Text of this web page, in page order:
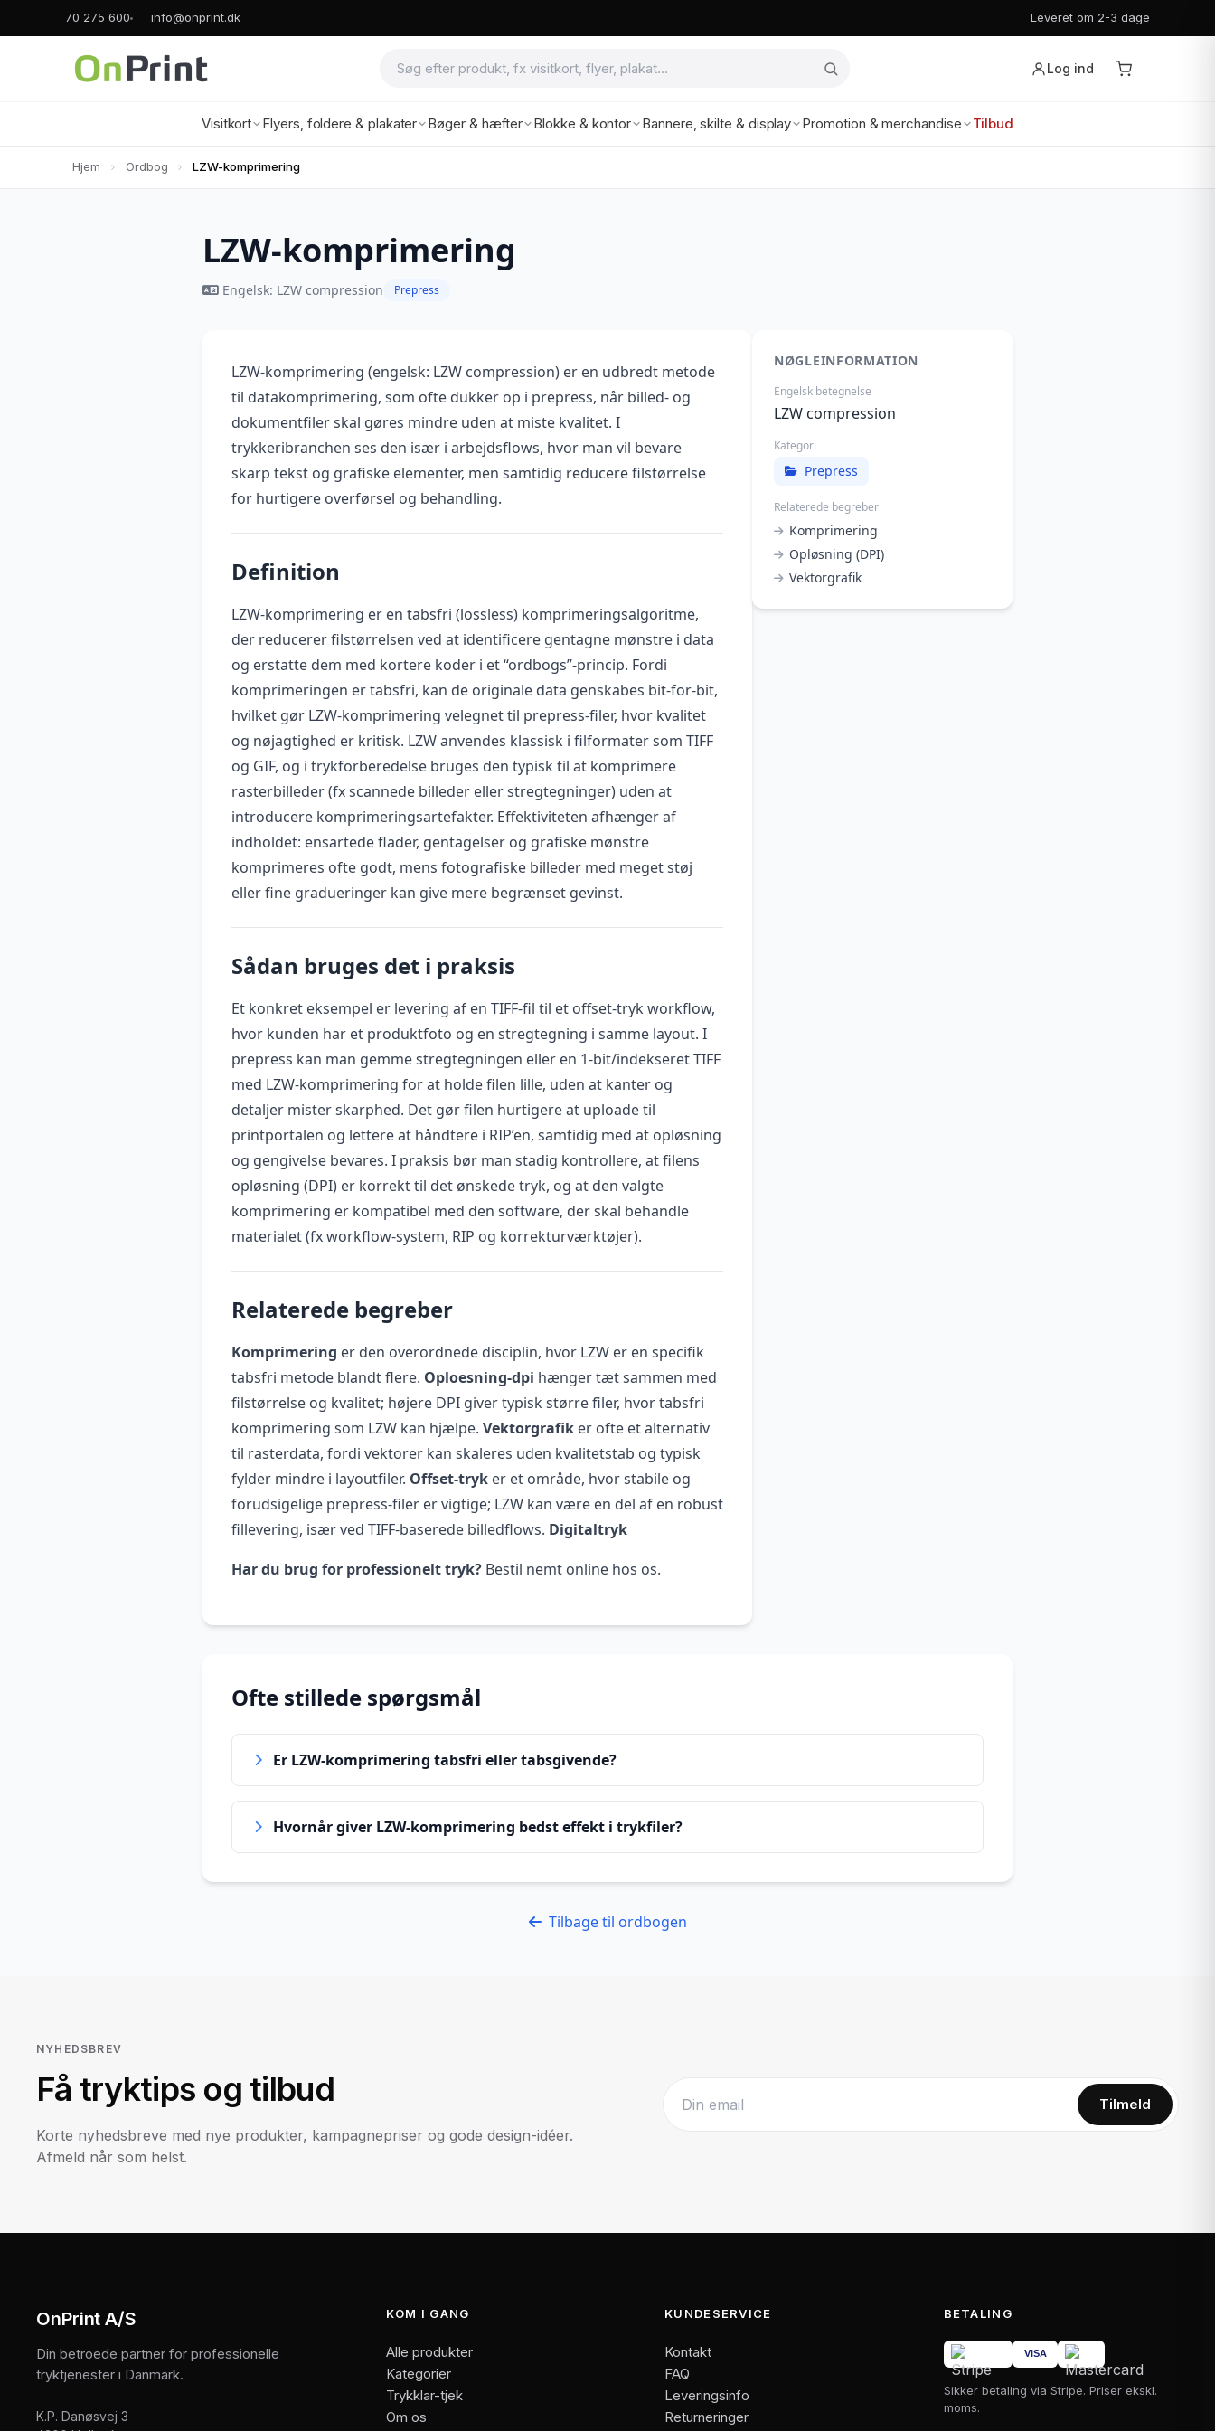
70 275 600 info@onprint.dk Leveret om 2-3 dage
Log ind
Visitkort Flyers, foldere & plakater Bøger & hæfter Blokke & kontor Bannere, skilte & display Promotion & merchandise Tilbud
Hjem Ordbog LZW-komprimering
LZW-komprimering
Engelsk: LZW compression Prepress
LZW-komprimering (engelsk: LZW compression) er en udbredt metode
til datakomprimering, som ofte dukker op i prepress, når billed- og
dokumentfiler skal gøres mindre uden at miste kvalitet. I
trykkeribranchen ses den især i arbejdsflows, hvor man vil bevare
skarp tekst og grafiske elementer, men samtidig reducere filstørrelse
for hurtigere overførsel og behandling.
Definition
LZW-komprimering er en tabsfri (lossless) komprimeringsalgoritme,
der reducerer filstørrelsen ved at identificere gentagne mønstre i data
og erstatte dem med kortere koder i et “ordbogs”-princip. Fordi
komprimeringen er tabsfri, kan de originale data genskabes bit-for-bit,
hvilket gør LZW-komprimering velegnet til prepress-filer, hvor kvalitet
og nøjagtighed er kritisk. LZW anvendes klassisk i filformater som TIFF
og GIF, og i trykforberedelse bruges den typisk til at komprimere
rasterbilleder (fx scannede billeder eller stregtegninger) uden at
introducere komprimeringsartefakter. Effektiviteten afhænger af
indholdet: ensartede flader, gentagelser og grafiske mønstre
komprimeres ofte godt, mens fotografiske billeder med meget støj
eller fine gradueringer kan give mere begrænset gevinst.
Sådan bruges det i praksis
Et konkret eksempel er levering af en TIFF-fil til et offset-tryk workflow,
hvor kunden har et produktfoto og en stregtegning i samme layout. I
prepress kan man gemme stregtegningen eller en 1-bit/indekseret TIFF
med LZW-komprimering for at holde filen lille, uden at kanter og
detaljer mister skarphed. Det gør filen hurtigere at uploade til
printportalen og lettere at håndtere i RIP’en, samtidig med at opløsning
og gengivelse bevares. I praksis bør man stadig kontrollere, at filens
opløsning (DPI) er korrekt til det ønskede tryk, og at den valgte
komprimering er kompatibel med den software, der skal behandle
materialet (fx workflow-system, RIP og korrekturværktøjer).
Relaterede begreber
Komprimering er den overordnede disciplin, hvor LZW er en specifik
tabsfri metode blandt flere. Oploesning-dpi hænger tæt sammen med
filstørrelse og kvalitet; højere DPI giver typisk større filer, hvor tabsfri
komprimering som LZW kan hjælpe. Vektorgrafik er ofte et alternativ
til rasterdata, fordi vektorer kan skaleres uden kvalitetstab og typisk
fylder mindre i layoutfiler. Offset-tryk er et område, hvor stabile og
forudsigelige prepress-filer er vigtige; LZW kan være en del af en robust
fillevering, især ved TIFF-baserede billedflows. Digitaltryk
Har du brug for professionelt tryk? Bestil nemt online hos os.
NØGLEINFORMATION
Engelsk betegnelse
LZW compression
Kategori
Prepress
Relaterede begreber
Komprimering
Opløsning (DPI)
Vektorgrafik
Ofte stillede spørgsmål
Er LZW-komprimering tabsfri eller tabsgivende?
Hvornår giver LZW-komprimering bedst effekt i trykfiler?
Tilbage til ordbogen
NYHEDSBREV
Få tryktips og tilbud
Korte nyhedsbreve med nye produkter, kampagnepriser og gode design-idéer.
Afmeld når som helst.
Tilmeld
OnPrint A/S
Din betroede partner for professionelle
tryktjenester i Danmark.
K.P. Danøsvej 3
KOM I GANG
Alle produkter
Kategorier
Trykklar-tjek
Om os
KUNDESERVICE
Kontakt
FAQ
Leveringsinfo
Returneringer
BETALING
Sikker betaling via Stripe. Priser ekskl.
moms.